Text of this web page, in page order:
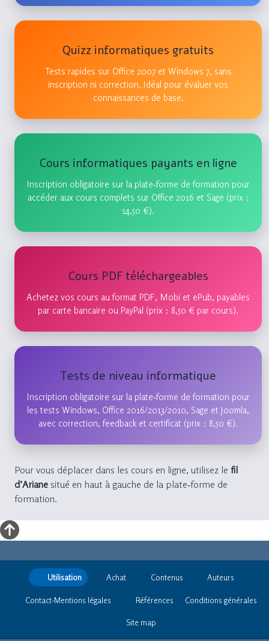
Quizz informatiques gratuits
Tests rapides sur Office 2007 et Windows 7, sans
inscription ni correction. Idéal pour évaluer vos
connaissances de base.
Cours informatiques payants en ligne
Inscription obligatoire sur la plate‑forme de formation pour
accéder aux cours complets sur Office 2016 et Sage (prix :
14,50 €).
Cours PDF téléchargeables
Achetez vos cours au format PDF, Mobi et ePub, payables
par carte bancaire ou PayPal (prix : 8,50 € par cours).
Tests de niveau informatique
Inscription obligatoire sur la plate‑forme de formation pour
les tests Windows, Office 2016/2013/2010, Sage et Joomla,
avec correction, feedback et certificat (prix : 8,50 €).
Pour vous déplacer dans les cours en ligne, utilisez le fil
d’Ariane situé en haut à gauche de la plate‑forme de
formation.
Utilisation Achat Contenus Auteurs
Contact-Mentions légales Références Conditions générales
Site map